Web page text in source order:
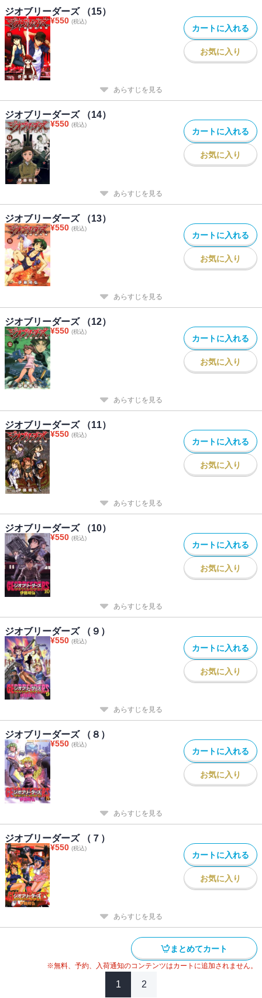
ジオブリーダーズ （15）
¥550 (税込)
カートに入れる
お気に入り
あらすじを見る
ジオブリーダーズ （14）
¥550 (税込)
カートに入れる
お気に入り
あらすじを見る
ジオブリーダーズ （13）
¥550 (税込)
カートに入れる
お気に入り
あらすじを見る
ジオブリーダーズ （12）
¥550 (税込)
カートに入れる
お気に入り
あらすじを見る
ジオブリーダーズ （11）
¥550 (税込)
カートに入れる
お気に入り
あらすじを見る
ジオブリーダーズ （10）
¥550 (税込)
カートに入れる
お気に入り
あらすじを見る
ジオブリーダーズ （９）
¥550 (税込)
カートに入れる
お気に入り
あらすじを見る
ジオブリーダーズ （８）
¥550 (税込)
カートに入れる
お気に入り
あらすじを見る
ジオブリーダーズ （７）
¥550 (税込)
カートに入れる
お気に入り
あらすじを見る
まとめてカート
※無料、予約、入荷通知のコンテンツはカートに追加されません。
1 2